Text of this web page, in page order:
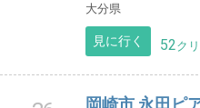
0歳から100歳以上
せに毎日を楽しむ
に溢れることをテ
ンギング
大分県